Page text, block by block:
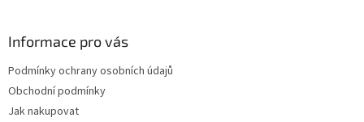
Informace pro vás
Podmínky ochrany osobních údajů
Obchodní podmínky
Jak nakupovat